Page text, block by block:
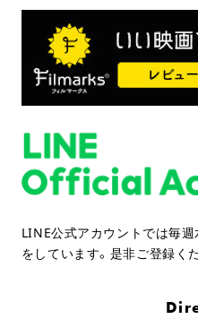
LINE公式アカウントでは毎
をしています。是非ご登録く